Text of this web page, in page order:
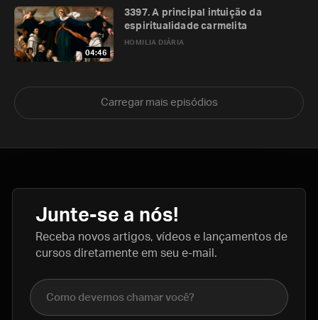
04:46
HOMILIA DIÁRIA
3397. A principal intuição da
espiritualidade carmelita
Carregar mais episódios
Junte-se a nós!
Receba novos artigos, vídeos e lançamentos de
cursos diretamente em seu e-mail.
Nome completo